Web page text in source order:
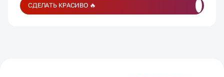
СДЕЛАТЬ КРАСИВО 🔥